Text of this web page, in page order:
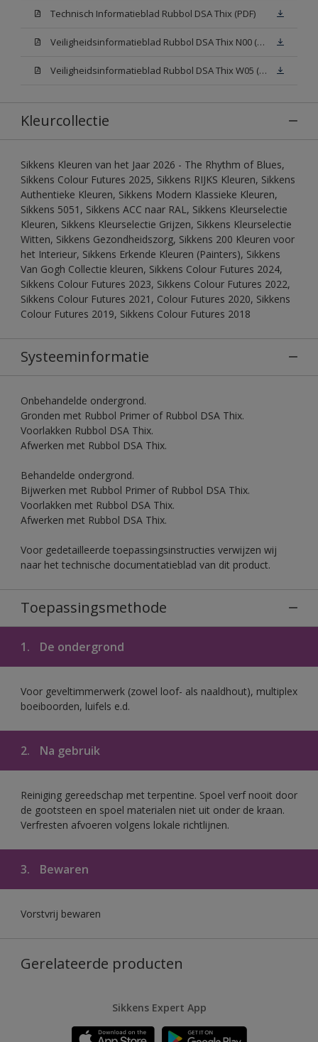
Technisch Informatieblad Rubbol DSA Thix (PDF)
Veiligheidsinformatieblad Rubbol DSA Thix N00 (MSDS)
Veiligheidsinformatieblad Rubbol DSA Thix W05 (MSDS)
Kleurcollectie
Sikkens Kleuren van het Jaar 2026 - The Rhythm of Blues,
Sikkens Colour Futures 2025, Sikkens RIJKS Kleuren, Sikkens
Authentieke Kleuren, Sikkens Modern Klassieke Kleuren,
Sikkens 5051, Sikkens ACC naar RAL, Sikkens Kleurselectie
Kleuren, Sikkens Kleurselectie Grijzen, Sikkens Kleurselectie
Witten, Sikkens Gezondheidszorg, Sikkens 200 Kleuren voor
het Interieur, Sikkens Erkende Kleuren (Painters), Sikkens
Van Gogh Collectie kleuren, Sikkens Colour Futures 2024,
Sikkens Colour Futures 2023, Sikkens Colour Futures 2022,
Sikkens Colour Futures 2021, Colour Futures 2020, Sikkens
Colour Futures 2019, Sikkens Colour Futures 2018
Systeeminformatie
Onbehandelde ondergrond.
Gronden met Rubbol Primer of Rubbol DSA Thix.
Voorlakken Rubbol DSA Thix.
Afwerken met Rubbol DSA Thix.
Behandelde ondergrond.
Bijwerken met Rubbol Primer of Rubbol DSA Thix.
Voorlakken met Rubbol DSA Thix.
Afwerken met Rubbol DSA Thix.
Voor gedetailleerde toepassingsinstructies verwijzen wij
naar het technische documentatieblad van dit product.
Toepassingsmethode
1. De ondergrond
Voor geveltimmerwerk (zowel loof- als naaldhout), multiplex
boeiboorden, luifels e.d.
2. Na gebruik
Reiniging gereedschap met terpentine. Spoel verf nooit door
de gootsteen en spoel materialen niet uit onder de kraan.
Verfresten afvoeren volgens lokale richtlijnen.
3. Bewaren
Vorstvrij bewaren
Gerelateerde producten
Sikkens Expert App